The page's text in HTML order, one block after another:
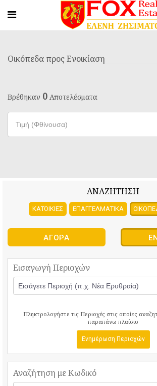
Οικόπεδα προς Ενοικίαση
Βρέθηκαν 0 Αποτελέσματα
Τιμή (Φθίνουσα)
ΑΝΑΖΗΤΗΣΗ
ΚΑΤΟΙΚΙΕΣ ΕΠΑΓΓΕΛΜΑΤΙΚΑ
ΑΓΟΡΆ
Εισαγωγή Περιοχών
Πληκτρολογήστε τις Περιοχές στις οποίες
παραπάνω πλαίσιο
Ενημέρωση Περιοχών
Αναζήτηση με Κωδικό